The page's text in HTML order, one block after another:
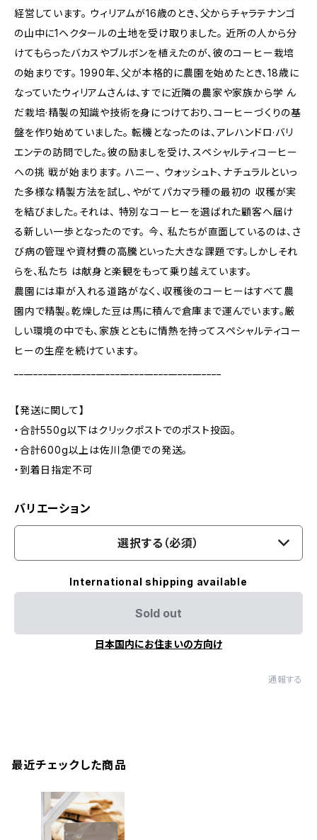
経営しています。 ウィリアムが16歳のとき、父からチャラテナンゴ
の山中に1ヘクタールの土地を受け取りました。 近所の人から分
けてもらったバカスやブルボンを植えたのが、彼のコーヒー栽培
の始まりです。 1990年、父が本格的に農園を始めたとき、18歳に
なっていたウィリアムさんは、すでに近隣の農家や家族から学 ん
だ栽培·精製の知識や技術を身につけており、コーヒーづくりの基
盤を作り始めていました。 転機となったのは、アレハンドロ·バリ
エンテの訪問でした。彼の励ましを受け、スペシャルティコーヒー
への挑 戦が始まります。 ハニー、 ウォッシュト、ナチュラルといっ
た多様な精製方法を試し、やがてパカマラ種の最初の 収穫が実
を結びました。それは、 特別なコーヒーを選ばれた顧客へ届け
る新しい一歩となったのです。 今、 私たちが直面しているのは、さ
び病の管理や資材費の高騰といった大きな課題です。しかしそれ
らを、私たち は献身と楽観をもって乗り越えています。
農園には車が入れる道路がなく、収穫後のコーヒーはすべて農
園内で精製。乾燥した豆は馬に積んで倉庫まで運んでいます。厳
しい環境の中でも、家族とともに情熱を持ってスペシャルティコー
ヒーの生産を続けています。
【発送に関して】
・合計550g以下はクリックポストでのポスト投函。
・合計600g以上は佐川急便での発送。
・到着日指定不可
バリエーション
選択する（必須）
International shipping available
Sold out
日本国内にお住まいの方向け
通報する
最近チェックした商品